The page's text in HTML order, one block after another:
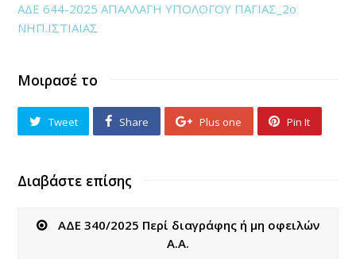
ΑΔΕ 644-2025 ΑΠΑΛΛΑΓΗ ΥΠΟΛΟΓΟΥ ΠΑΓΙΑΣ_2ο
ΝΗΠ.ΙΣΤΙΑΙΑΣ
Μοιρασέ το
Tweet Share Plus one Pin It
Διαβάστε επίσης
ΑΔΕ 340/2025 Περί διαγράφης ή μη οφειλών
Α.Α.